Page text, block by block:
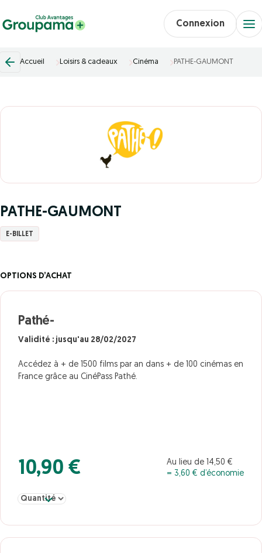
Connexion
Accueil Loisirs & cadeaux Cinéma PATHE-GAUMONT
PATHE-GAUMONT
E-BILLET
OPTIONS D’ACHAT
Pathé-
Validité : jusqu'au 28/02/2027
Accédez à + de 1500 films par an dans + de 100 cinémas en
France grâce au CinéPass Pathé.
10,90 €
Au lieu de 14,50 €
= 3,60 € d’économie
Sélectionner la quantité pour Pathé-